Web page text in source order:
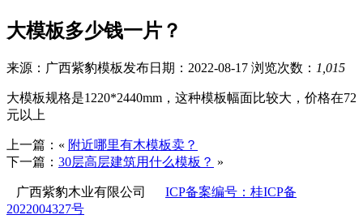
大模板多少钱一片？
来源：广西紫豹模板发布日期：2022-08-17 浏览次数： 1,015
大模板规格是1220*2440mm，这种模板幅面比较大，价格在72
元以上
上一篇：« 附近哪里有木模板卖？
下一篇： 30层高层建筑用什么模板？ »
广西紫豹木业有限公司 ICP备案编号：桂ICP备
2022004327号